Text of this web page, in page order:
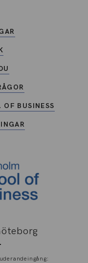
BUSINESS